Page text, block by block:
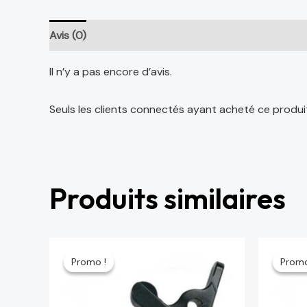
Avis (0)
Il n’y a pas encore d’avis.
Seuls les clients connectés ayant acheté ce
Produits similaires
Promo !
Promo !
initial
actuel